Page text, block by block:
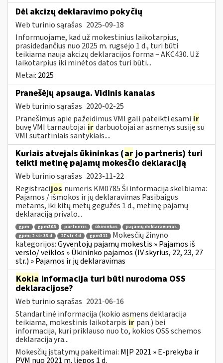
​​​​​​​Dėl akcizų deklaravimo pokyčių
Web turinio sąrašas 2025-09-18
Informuojame, kad už mokestinius laikotarpius,
prasidedančius nuo 2025 m. rugsėjo 1 d., turi būti
teikiama nauja akcizų deklaracijos forma – AKC430. Už
laikotarpius iki minėtos datos turi būti...
Metai: 2025
Pranešėjų apsauga. Vidinis kanalas
Web turinio sąrašas 2020-02-25
Pranešimus apie pažeidimus VMI gali pateikti esami ir
buvę VMI tarnautojai irdarbuotojai ar asmenys susiję su
VMI sutartiniais santykiais....
Kuriais atvejais ūkininkas (arjo partneris) turi
teikti metinę pajamų mokesčio deklaraciją
Web turinio sąrašas 2023-11-22
Registracijos numeris KM0785 Ši informacija skelbiama:
Pajamos / išmokos ir jų deklaravimas Pasibaigus
metams, iki kitų metų gegužės 1 d., metinę pajamų
deklaraciją privalo...
gpm gpm308 partneris ūkininkas
pajamų deklaravimas
gpmį 2 str 33 d
27 str 4 d gpm311
Mokesčių žinyno
kategorijos:Gyventojų pajamų mokestis » Pajamos iš
verslo/ veiklos » Ūkininko pajamos (IV skyrius, 22, 23, 27
str.) » Pajamos ir jų deklaravimas
Kokia informacija turi būti nurodoma OSS
deklaracijose?
Web turinio sąrašas 2021-06-16
Standartinė informacija (kokio asmens deklaracija
teikiama, mokestinis laikotarpis ir pan.) bei
informacija, kuri priklauso nuo to, kokios OSS schemos
deklaracija yra...
Mokesčių įstatymų pakeitimai: MĮP 2021 » E-prekyba ir
PVM nuo 2021 m. liepos 1 d.